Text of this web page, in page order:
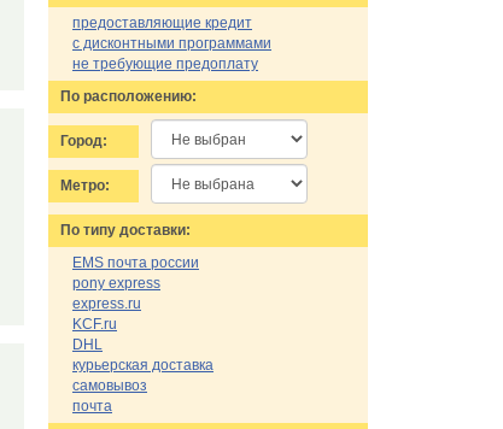
предоставляющие кредит
с дисконтными программами
не требующие предоплату
По расположению:
Город:
Метро:
По типу доставки:
EMS почта россии
pony express
express.ru
KCF.ru
DHL
курьерская доставка
самовывоз
почта